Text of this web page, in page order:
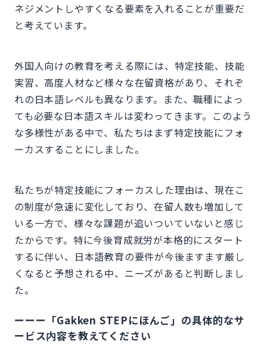
ネジメントしやすくなる要素を入れることが重要だ
と考えています。
外国人向けの教育を考える際には、特定技能、技能
実習、高度人材など様々な在留資格があり、それぞ
れの日本語レベルも異なります。また、職種によっ
ても必要な日本語スキルは変わってきます。このよう
な多様性がある中で、私たちはまず特定技能にフォ
ーカスすることにしました。
私たちが特定技能にフォーカスした理由は、現在こ
の制度が急速に変化しており、在留人数も増加して
いる一方で、様々な課題が追いついていないと感じ
たからです。特に今後育成就労が本格的にスタート
するに伴い、日本語教育の要件が今後ますます厳し
くなると予想される中、ニーズがあると判断しまし
た。
ーーー「Gakken STEPにほんご」の具体的なサ
ービス内容を教えてください